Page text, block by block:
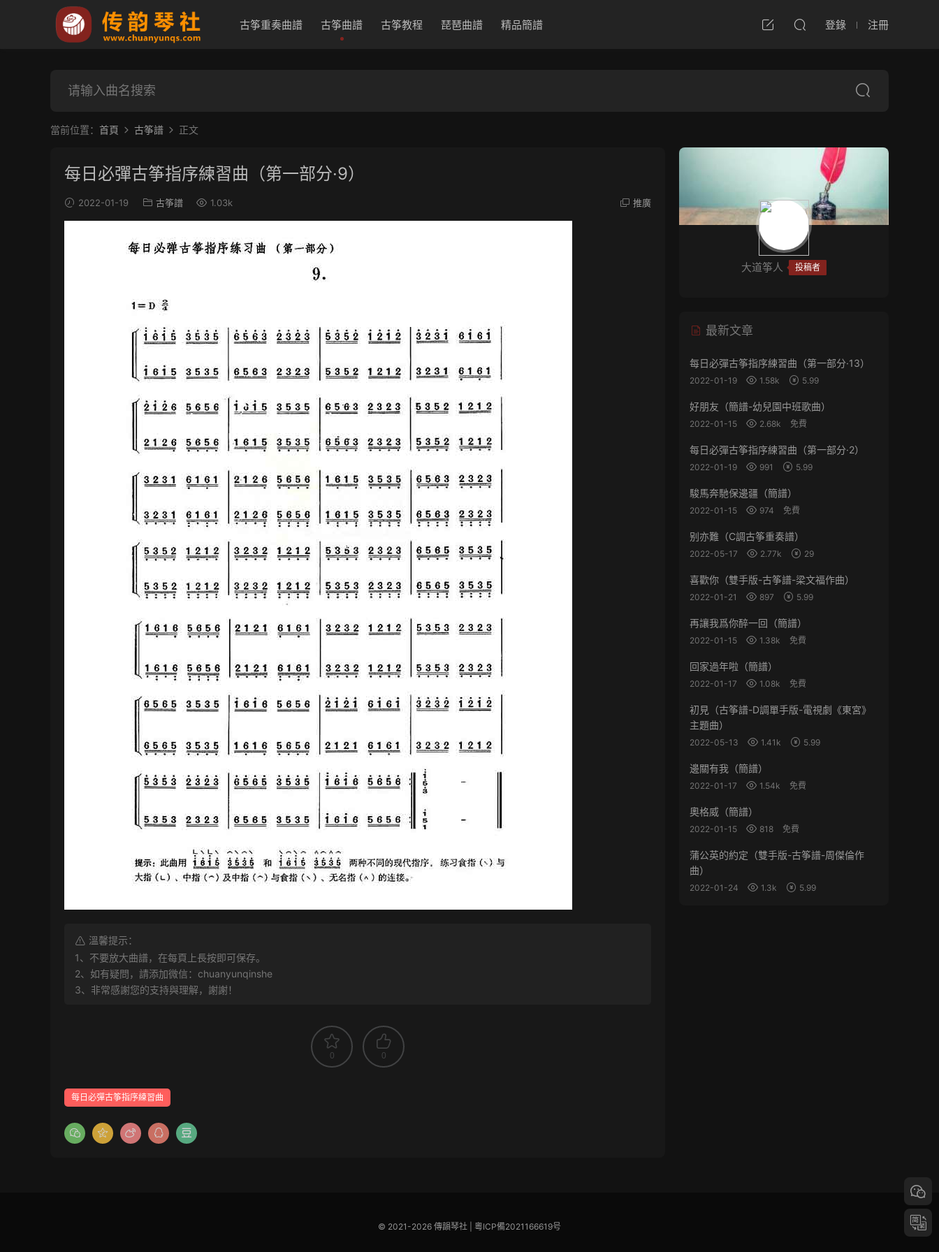
古筝重奏曲譜 古筝曲譜 古筝教程 琵琶曲譜 精品簡譜 登錄 注冊
當前位置： 首頁 古筝譜 正文
每日必彈古筝指序練習曲（第一部分·9）
2022-01-19 古筝譜 1.03k 推廣
溫馨提示：
1、不要放大曲譜，在每頁上長按即可保存。
2、如有疑問，請添加微信：chuanyunqinshe
3、非常感謝您的支持與理解，謝謝！
0 0
每日必彈古筝指序練習曲
大道筝人 投稿者
最新文章
每日必彈古筝指序練習曲（第一部分·13）
2022-01-19 1.58k 5.99
好朋友（簡譜-幼兒園中班歌曲）
2022-01-15 2.68k 免費
每日必彈古筝指序練習曲（第一部分·2）
2022-01-19 991 5.99
駿馬奔馳保邊疆（簡譜）
2022-01-15 974 免費
别亦難（C調古筝重奏譜）
2022-05-17 2.77k 29
喜歡你（雙手版-古筝譜-梁文福作曲）
2022-01-21 897 5.99
再讓我爲你醉一回（簡譜）
2022-01-15 1.38k 免費
回家過年啦（簡譜）
2022-01-17 1.08k 免費
初見（古筝譜-D調單手版-電視劇《東宮》
主題曲）
2022-05-13 1.41k 5.99
邊關有我（簡譜）
2022-01-17 1.54k 免費
奧格威（簡譜）
2022-01-15 818 免費
蒲公英的約定（雙手版-古筝譜-周傑倫作
曲）
2022-01-24 1.3k 5.99
© 2021-2026 傳韻琴社 | 粵ICP備2021166619号